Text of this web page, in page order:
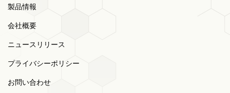
ら
製品情報
会社概要
ニュースリリース
プライバシーポリシー
お問い合わせ